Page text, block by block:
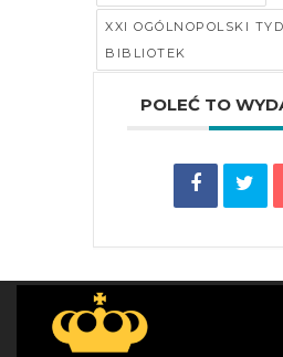
XXI OGÓLNOPOLSKI
BIBLIOTEK
POLEĆ TO